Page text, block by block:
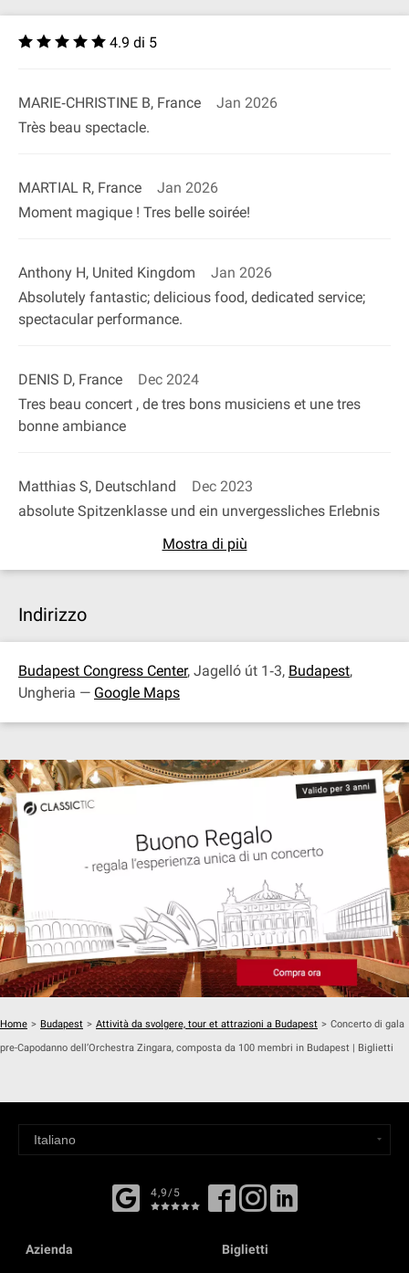
4.9 di 5
MARIE‐CHRISTINE B, France
Jan 2026
Très beau spectacle.
MARTIAL R, France
Jan 2026
Moment magique ! Tres belle soirée!
Anthony H, United Kingdom
Jan 2026
Absolutely fantastic; delicious food, dedicated service;
spectacular performance.
DENIS D, France
Dec 2024
Tres beau concert , de tres bons musiciens et une tres
bonne ambiance
Matthias S, Deutschland
Dec 2023
absolute Spitzenklasse und ein unvergessliches Erlebnis
Mostra di più
Indirizzo
Budapest Congress Center, Jagelló út 1‐3, Budapest,
Ungheria — Google Maps
Home > Budapest > Attività da svolgere, tour et attrazioni a Budapest > Concerto di gala
pre-Capodanno dell’Orchestra Zingara, composta da 100 membri in Budapest | Biglietti
4,9/5
Azienda Biglietti